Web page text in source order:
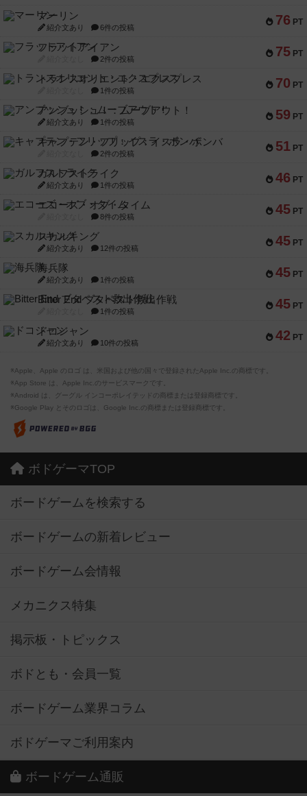
76 PT
マーリン
紹介文あり 6件の投稿
75 PT
フラットアイアン
2件の投稿
70 PT
トランスオリエント・エクスプレス
1件の投稿
59 PT
アンブッシュ！：ムーブアウト！
紹介文あり 1件の投稿
51 PT
キャプテン・フリップ：イスラ・ボンバ
2件の投稿
46 PT
ガルフストライク
紹介文あり 1件の投稿
45 PT
エコーズ・オブ・タイム
8件の投稿
45 PT
スカルキング
紹介文あり 12件の投稿
45 PT
海兵隊
紹介文あり 1件の投稿
45 PT
Bitter End ブタペスト救出作戦
1件の投稿
42 PT
ドコジャン
紹介文あり 10件の投稿
※Apple、Apple のロゴ は、米国および他の国々で登録されたApple Inc.の商標です。
※App Store は、Apple Inc.のサービスマークです。
※Android は、グーグル インコーポレイテッドの商標または登録商標です。
※Google Play とそのロゴは、Google Inc.の商標または登録商標です。
ボドゲーマTOP
ボードゲームを検索する
ボードゲームの新着レビュー
ボードゲーム会情報
メカニクス特集
掲示板・トピックス
ボドとも・会員一覧
ボードゲーム業界コラム
ボドゲーマご利用案内
ボードゲーム通販